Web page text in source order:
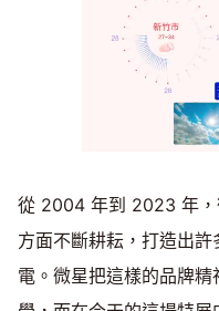
從 2004 年到 2023 年，
方面不斷耕耘，打造出
電。微星把這樣的品牌